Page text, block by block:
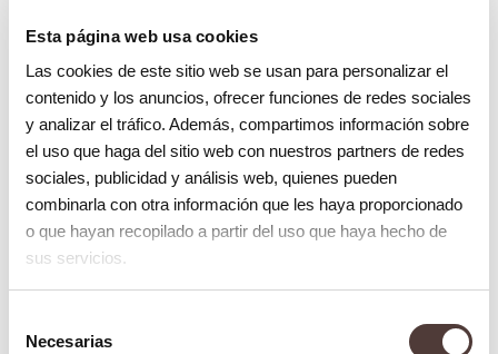
Esta página web usa cookies
Las cookies de este sitio web se usan para personalizar el
contenido y los anuncios, ofrecer funciones de redes sociales
y analizar el tráfico. Además, compartimos información sobre
el uso que haga del sitio web con nuestros partners de redes
sociales, publicidad y análisis web, quienes pueden
combinarla con otra información que les haya proporcionado
o que hayan recopilado a partir del uso que haya hecho de
sus servicios.
Necesarias
En determinados casos, es imprescindible
tratar esta condición puesto que puede
originar maloclusión o alteraciones
estéticas en las piezas dentarias. Así mismo,
puede producir un crecimiento anómalo de
otras piezas circundantes.
Existen varios tratamientos. En primer lugar,
se puede realizar un implante dental para